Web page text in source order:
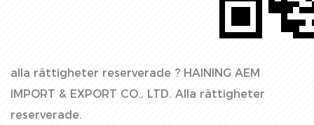
alla rättigheter reserverade ? HAINING AEM
IMPORT & EXPORT CO., LTD. Alla rättigheter
reserverade.